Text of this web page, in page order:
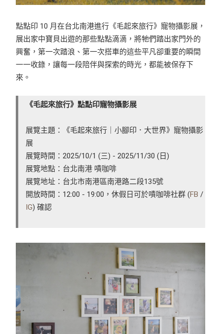
點點印 10 月在台北南港進行《毛起來旅行》寵物攝影展，
展出家中寶貝出遊的那些點點滴滴，將牠們踏出家門外的
興奮，第一次踏浪、第一次搭車的這些平凡卻重要的瞬間
一一收錄，讓每一段陪伴與探索的時光，都能被保存下
來。
《毛起來旅行》點點印寵物攝影展
展覽主題：《毛起來旅行｜小腳印．大世界》寵物攝影
展
展覽時間：2025/10/1 (三) - 2025/11/30 (日)
展覽地點：台北南港 嘖咖啡
展覽地址：台北市南港區南港路二段135號
開放時間：12:00 - 19:00，休假日可於嘖咖啡社群 (FB /
IG) 確認